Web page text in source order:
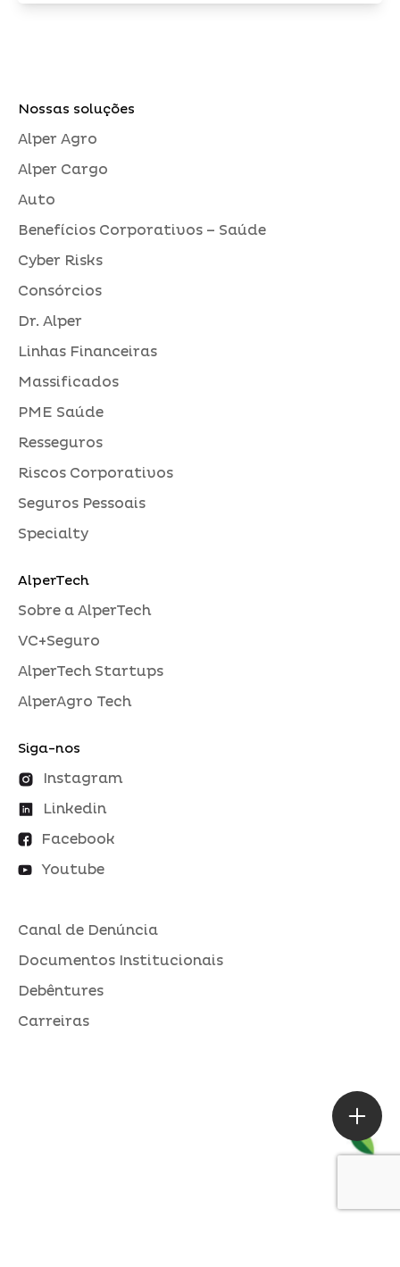
Nossas soluções
Alper Agro
Alper Cargo
Auto
Benefícios Corporativos – Saúde
Cyber Risks
Consórcios
Dr. Alper
Linhas Financeiras
Massificados
PME Saúde
Resseguros
Riscos Corporativos
Seguros Pessoais
Specialty
AlperTech
Sobre a AlperTech
VC+Seguro
AlperTech Startups
AlperAgro Tech
Siga-nos
Instagram
Linkedin
Facebook
Youtube
Canal de Denúncia
Documentos Institucionais
Debêntures
Carreiras